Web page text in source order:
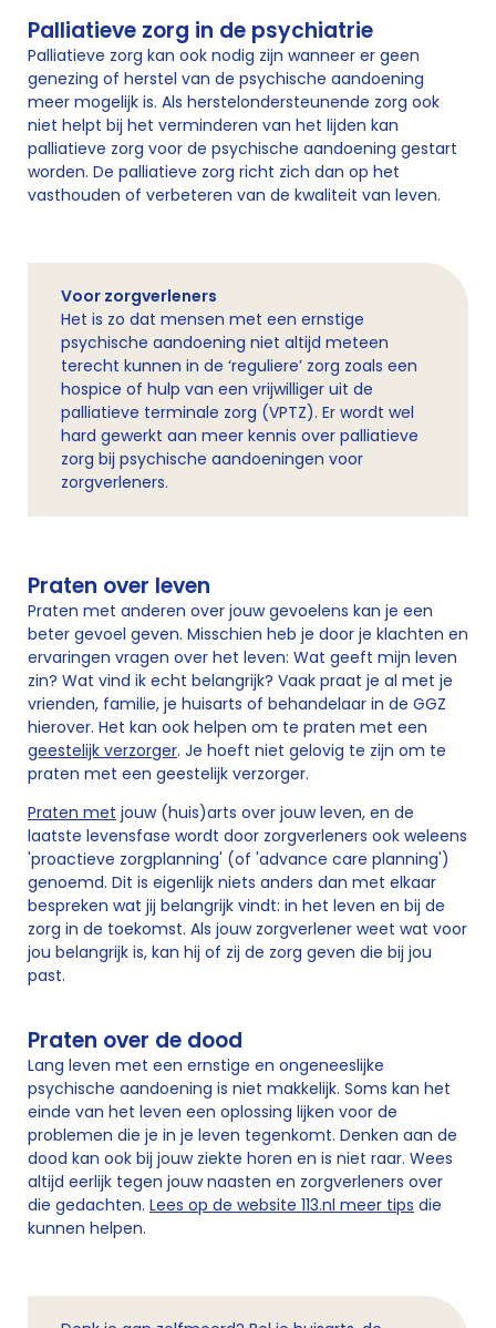
Palliatieve zorg in de psychiatrie
Palliatieve zorg kan ook nodig zijn wanneer er geen
genezing of herstel van de psychische aandoening
meer mogelijk is. Als herstelondersteunende zorg ook
niet helpt bij het verminderen van het lijden kan
palliatieve zorg voor de psychische aandoening gestart
worden. De palliatieve zorg richt zich dan op het
vasthouden of verbeteren van de kwaliteit van leven.
Voor zorgverleners
Het is zo dat mensen met een ernstige
psychische aandoening niet altijd meteen
terecht kunnen in de ‘reguliere’ zorg zoals een
hospice of hulp van een vrijwilliger uit de
palliatieve terminale zorg (VPTZ). Er wordt wel
hard gewerkt aan meer kennis over palliatieve
zorg bij psychische aandoeningen voor
zorgverleners.
Praten over leven
Praten met anderen over jouw gevoelens kan je een
beter gevoel geven. Misschien heb je door je klachten en
ervaringen vragen over het leven: Wat geeft mijn leven
zin? Wat vind ik echt belangrijk? Vaak praat je al met je
vrienden, familie, je huisarts of behandelaar in de GGZ
hierover. Het kan ook helpen om te praten met een
geestelijk verzorger. Je hoeft niet gelovig te zijn om te
praten met een geestelijk verzorger.
Praten met jouw (huis)arts over jouw leven, en de
laatste levensfase wordt door zorgverleners ook weleens
'proactieve zorgplanning' (of 'advance care planning')
genoemd. Dit is eigenlijk niets anders dan met elkaar
bespreken wat jij belangrijk vindt: in het leven en bij de
zorg in de toekomst. Als jouw zorgverlener weet wat voor
jou belangrijk is, kan hij of zij de zorg geven die bij jou
past.
Praten over de dood
Lang leven met een ernstige en ongeneeslijke
psychische aandoening is niet makkelijk. Soms kan het
einde van het leven een oplossing lijken voor de
problemen die je in je leven tegenkomt. Denken aan de
dood kan ook bij jouw ziekte horen en is niet raar. Wees
altijd eerlijk tegen jouw naasten en zorgverleners over
die gedachten. Lees op de website 113.nl meer tips die
kunnen helpen.